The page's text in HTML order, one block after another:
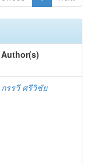
Author(s)
กรรวี ศรีวิชัย